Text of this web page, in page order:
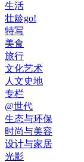
生活
壮龄go!
特写
美食
旅行
文化艺术
人文史地
专栏
@世代
生态与环保
时尚与美容
设计与家居
光影